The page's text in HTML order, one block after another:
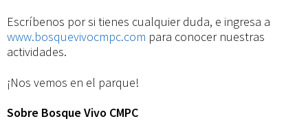
Escríbenos por si tienes cualquier duda, e ingresa a
www.bosquevivocmpc.com para conocer nuestras
actividades.
¡Nos vemos en el parque!
Sobre Bosque Vivo CMPC